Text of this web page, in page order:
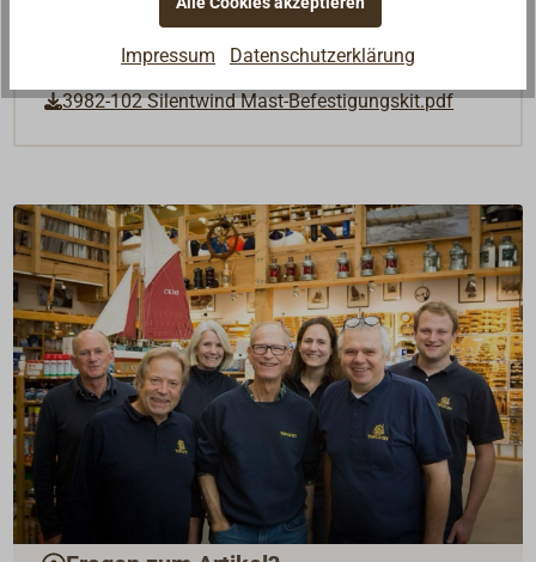
Downloads
3982-102 Silentwind Mast-Befestigungskit.pdf
Impressum Datenschutzerklärung